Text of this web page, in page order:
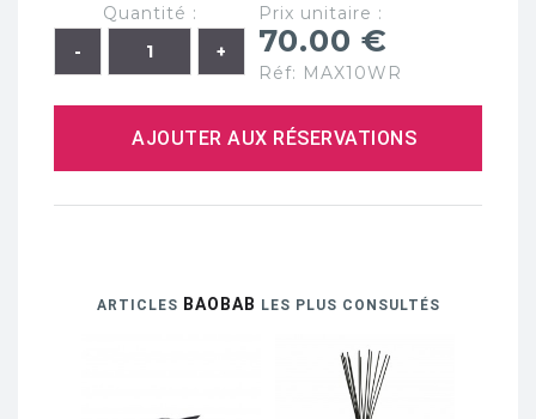
Quantité : Prix unitaire :
70.00 €
Réf: MAX10WR
AJOUTER AUX RÉSERVATIONS
ARTICLES BAOBAB LES PLUS CONSULTÉS